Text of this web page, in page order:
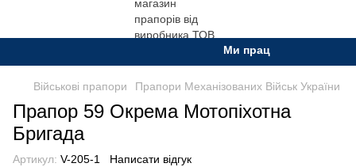
Ми працюємо. Все буде
Військові прапори Прапори Механізованих Військ України
Прапор 59 Окрема Мотопіхотна
Бригада
Артикул: V-205-1 Написати відгук